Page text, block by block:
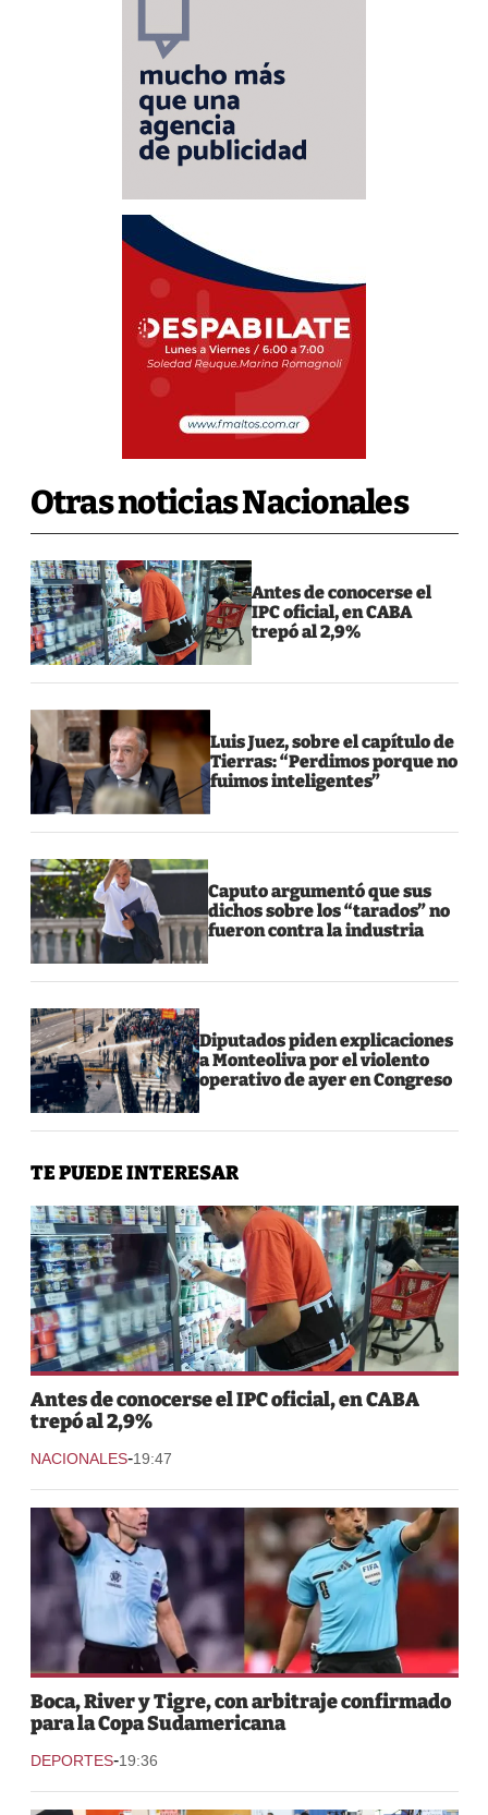
Otras noticias Nacionales
Antes de conocerse el
IPC oficial, en CABA
trepó al 2,9%
Luis Juez, sobre el capítulo de
Tierras: “Perdimos porque no
fuimos inteligentes”
Caputo argumentó que sus
dichos sobre los “tarados” no
fueron contra la industria
Diputados piden explicaciones
a Monteoliva por el violento
operativo de ayer en Congreso
TE PUEDE INTERESAR
Antes de conocerse el IPC oficial, en CABA
trepó al 2,9%
NACIONALES-19:47
Boca, River y Tigre, con arbitraje confirmado
para la Copa Sudamericana
DEPORTES-19:36